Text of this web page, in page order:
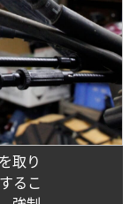
取り
るこ